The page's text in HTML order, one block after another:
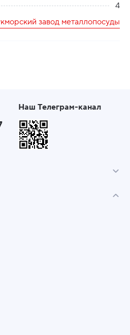
4
завод металлопосуды
Наш Телеграм-канал